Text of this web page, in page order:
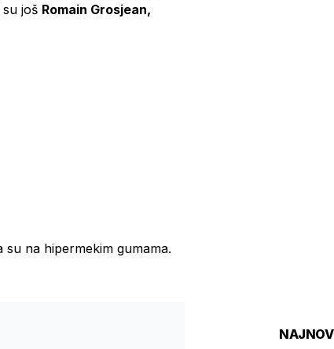
još Romain Grosjean,
na hipermekim gumama.